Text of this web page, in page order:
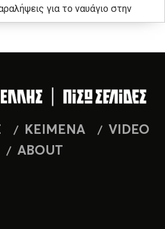
για το ναυάγιο στην
ΚΕΙΜΕΝΑ
VIDEO
ABOUT